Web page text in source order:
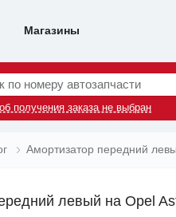
Магазины
по номеру автозапчасти
получения заказа не выбран
Амортизатор передний
левый на Opel